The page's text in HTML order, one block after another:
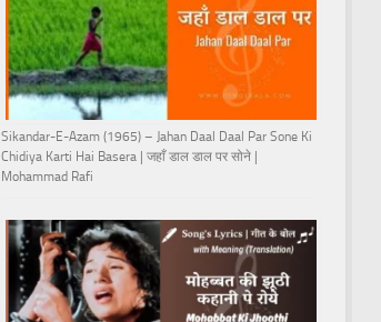
Sikandar-E-Azam (1965) – Jahan Daal Daal Par Sone Ki
Chidiya Karti Hai Basera | जहाँ डाल डाल पर सोने |
Mohammad Rafi